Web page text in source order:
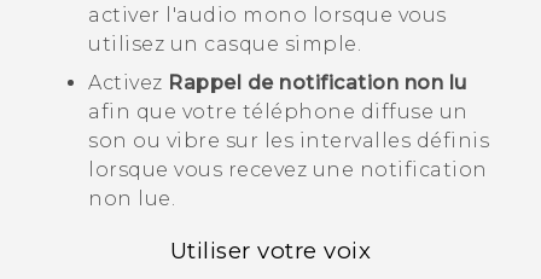
activer l'audio mono lorsque vous
utilisez un casque simple.
Activez Rappel de notification non lu
afin que votre téléphone diffuse un
son ou vibre sur les intervalles définis
lorsque vous recevez une notification
non lue.
Utiliser votre voix